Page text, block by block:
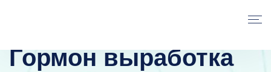
Гормон выработка